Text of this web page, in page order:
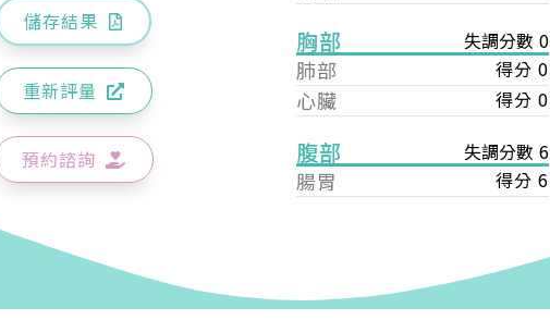
儲存結果
重新評量
預約諮詢
胸部 失調分數 0
肺部 得分 0
心臟 得分 0
腹部 失調分數 6
腸胃 得分 6